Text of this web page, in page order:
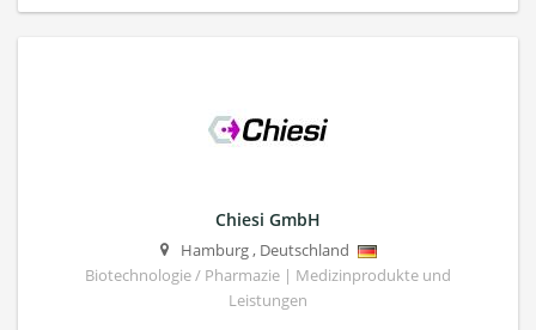
Chiesi GmbH
Hamburg, Deutschland
Biotechnologie / Pharmazie | Medizinprodukte und
Leistungen